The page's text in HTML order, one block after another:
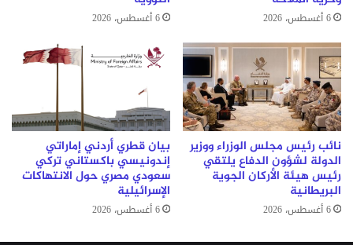
6 أغسطس، 2026 6 أغسطس، 2026
نائب رئيس مجلس الوزراء ووزير
الدولة لشؤون الدفاع يلتقي
رئيس هيئة الأركان الجوية
البريطانية
6 أغسطس، 2026
بيان قطري أردني إماراتي
إندونيسي باكستاني تركي
سعودي مصري حول الانتهاكات
الإسرائيلية
6 أغسطس، 2026